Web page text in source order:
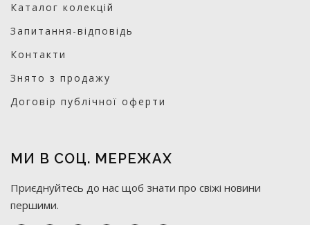
Каталог колекцій
Запитання-відповідь
Контакти
Знято з продажу
Договір публічної оферти
МИ В СОЦ. МЕРЕЖАХ
Приєднуйтесь до нас щоб знати про свіжі новини
першими.